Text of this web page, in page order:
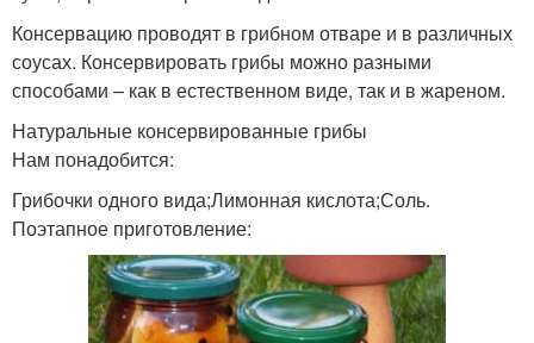
Консервацию проводят в грибном отваре и в различных
соусах. Консервировать грибы можно разными
способами – как в естественном виде, так и в жареном.
Натуральные консервированные грибы
Нам понадобится:
Грибочки одного вида;Лимонная кислота;Соль.
Поэтапное приготовление: